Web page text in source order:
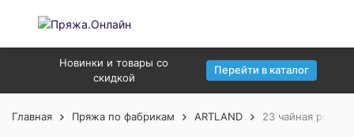
Новинки и товары со
скидкой
Перейти в каталог
Главная Пряжа по фабрикам ARTLAND 23 чайная роза